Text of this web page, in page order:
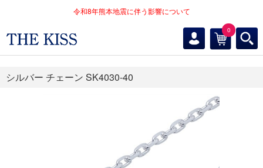
令和8年熊本地震に伴う影響について
0
シルバー チェーン SK4030-40